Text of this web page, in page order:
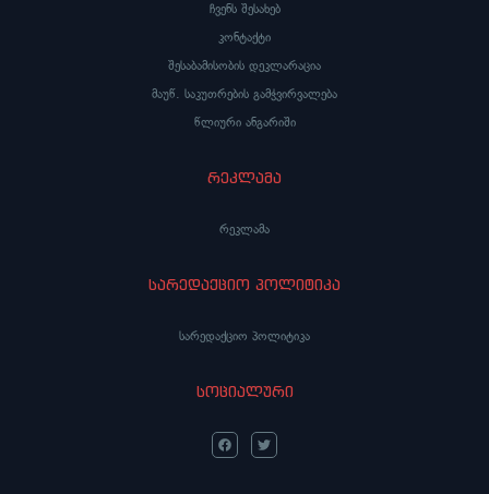
ჩვენს შესახებ
კონტაქტი
შესაბამისობის დეკლარაცია
მაუწ. საკუთრების გამჭვირვალება
წლიური ანგარიში
რეკლამა
რეკლამა
სარედაქციო პოლიტიკა
სარედაქციო პოლიტიკა
სოციალური